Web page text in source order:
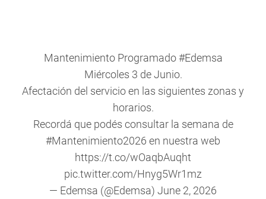
Mantenimiento Programado#Edemsa
Miércoles 3 de Junio.
Afectación del servicio en las siguientes zonas y
horarios.
Recordá que podés consultar la semana de
#Mantenimiento2026 en nuestra web
https://t.co/wOaqbAuqht
pic.twitter.com/Hnyg5Wr1mz
— Edemsa (@Edemsa) June 2, 2026